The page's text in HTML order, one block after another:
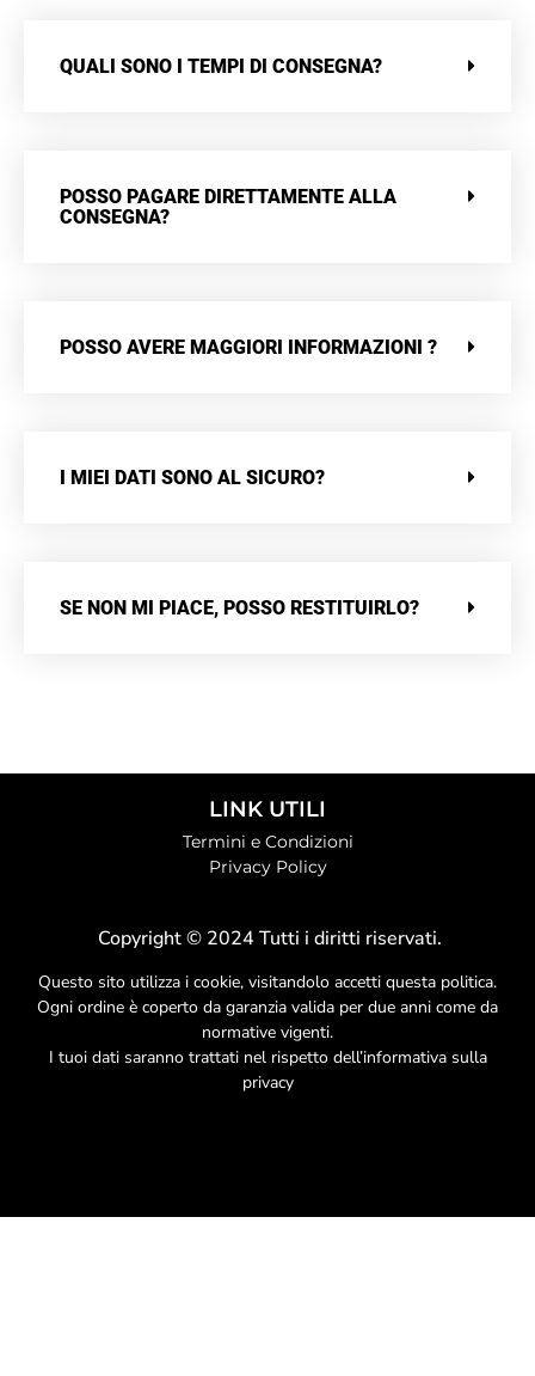
QUALI SONO I TEMPI DI CONSEGNA?
POSSO PAGARE DIRETTAMENTE ALLA
CONSEGNA?
POSSO AVERE MAGGIORI INFORMAZIONI ?
I MIEI DATI SONO AL SICURO?
SE NON MI PIACE, POSSO RESTITUIRLO?
LINK UTILI
Termini e Condizioni
Privacy Policy
Copyright © 2024 Tutti i diritti riservati.
Questo sito utilizza i cookie, visitandolo accetti questa politica.
Ogni ordine è coperto da garanzia valida per due anni come da
normative vigenti.
I tuoi dati saranno trattati nel rispetto dell’informativa sulla
privacy